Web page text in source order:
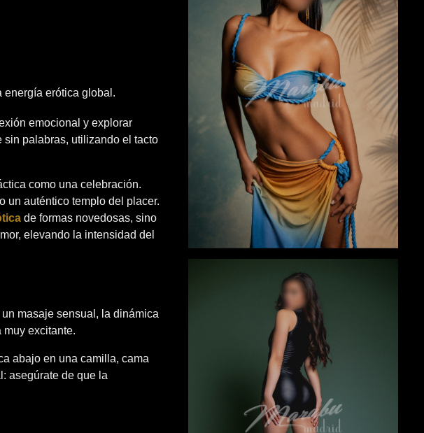
energía erótica global.
emocional y explorar
sin palabras, utilizando el tacto
como una celebración.
un auténtico templo del placer.
de formas novedosas, sino
elevando la intensidad del
masaje sensual, la dinámica
excitante.
abajo en una camilla, cama
asegúrate de que la